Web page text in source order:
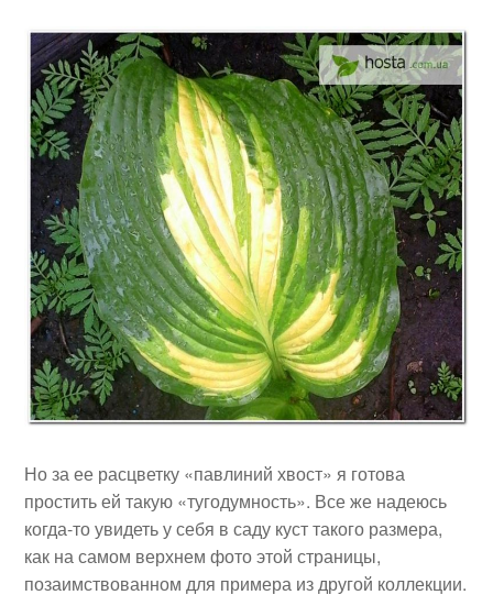
Но за ее расцветку «павлиний хвост» я готова
простить ей такую «тугодумность». Все же надеюсь
когда-то увидеть у себя в саду куст такого размера,
как на самом верхнем фото этой страницы,
позаимствованном для примера из другой коллекции.